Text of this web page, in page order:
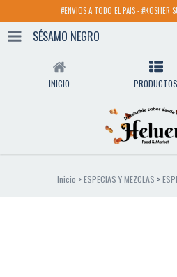
#ENVIOS A TODO EL PAIS - #KOSHER
SÉSAMO NEGRO
INICIO PRODUCTOS
Inicio >ESPECIAS Y MEZCLAS >